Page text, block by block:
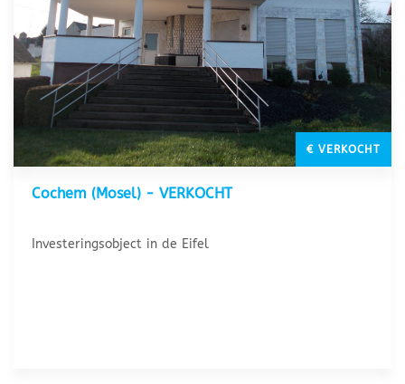
€ VERKOCHT
Cochem (Mosel) - VERKOCHT
Investeringsobject in de Eifel